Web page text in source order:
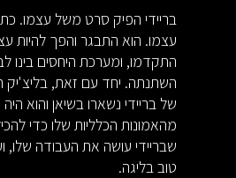
בריידי הפיק סרט משל עצמו.
עצמו. הוא התבגר והפך להיות
התקדמו, ומערכת היחסים בינו
השתנתה. יחד עם זאת, בליצ'יק
של בריידי נשארו בשיאן והוא
מהאמונות הכלליות שלו כדי
שבריידי עושה את העבודה שלו,
טוב בליגה.